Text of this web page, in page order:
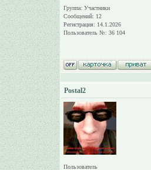
Группа: Участники
Сообщений: 12
Регистрация: 14.1.2026
Пользователь №: 36 104
Postal2
Пользователь